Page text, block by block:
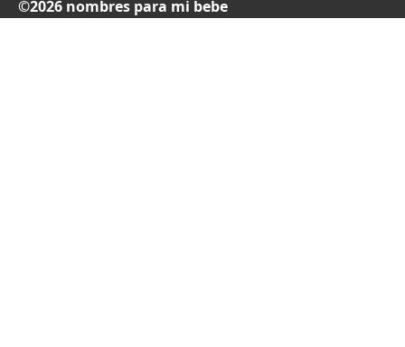
©2026 nombres para mi bebe